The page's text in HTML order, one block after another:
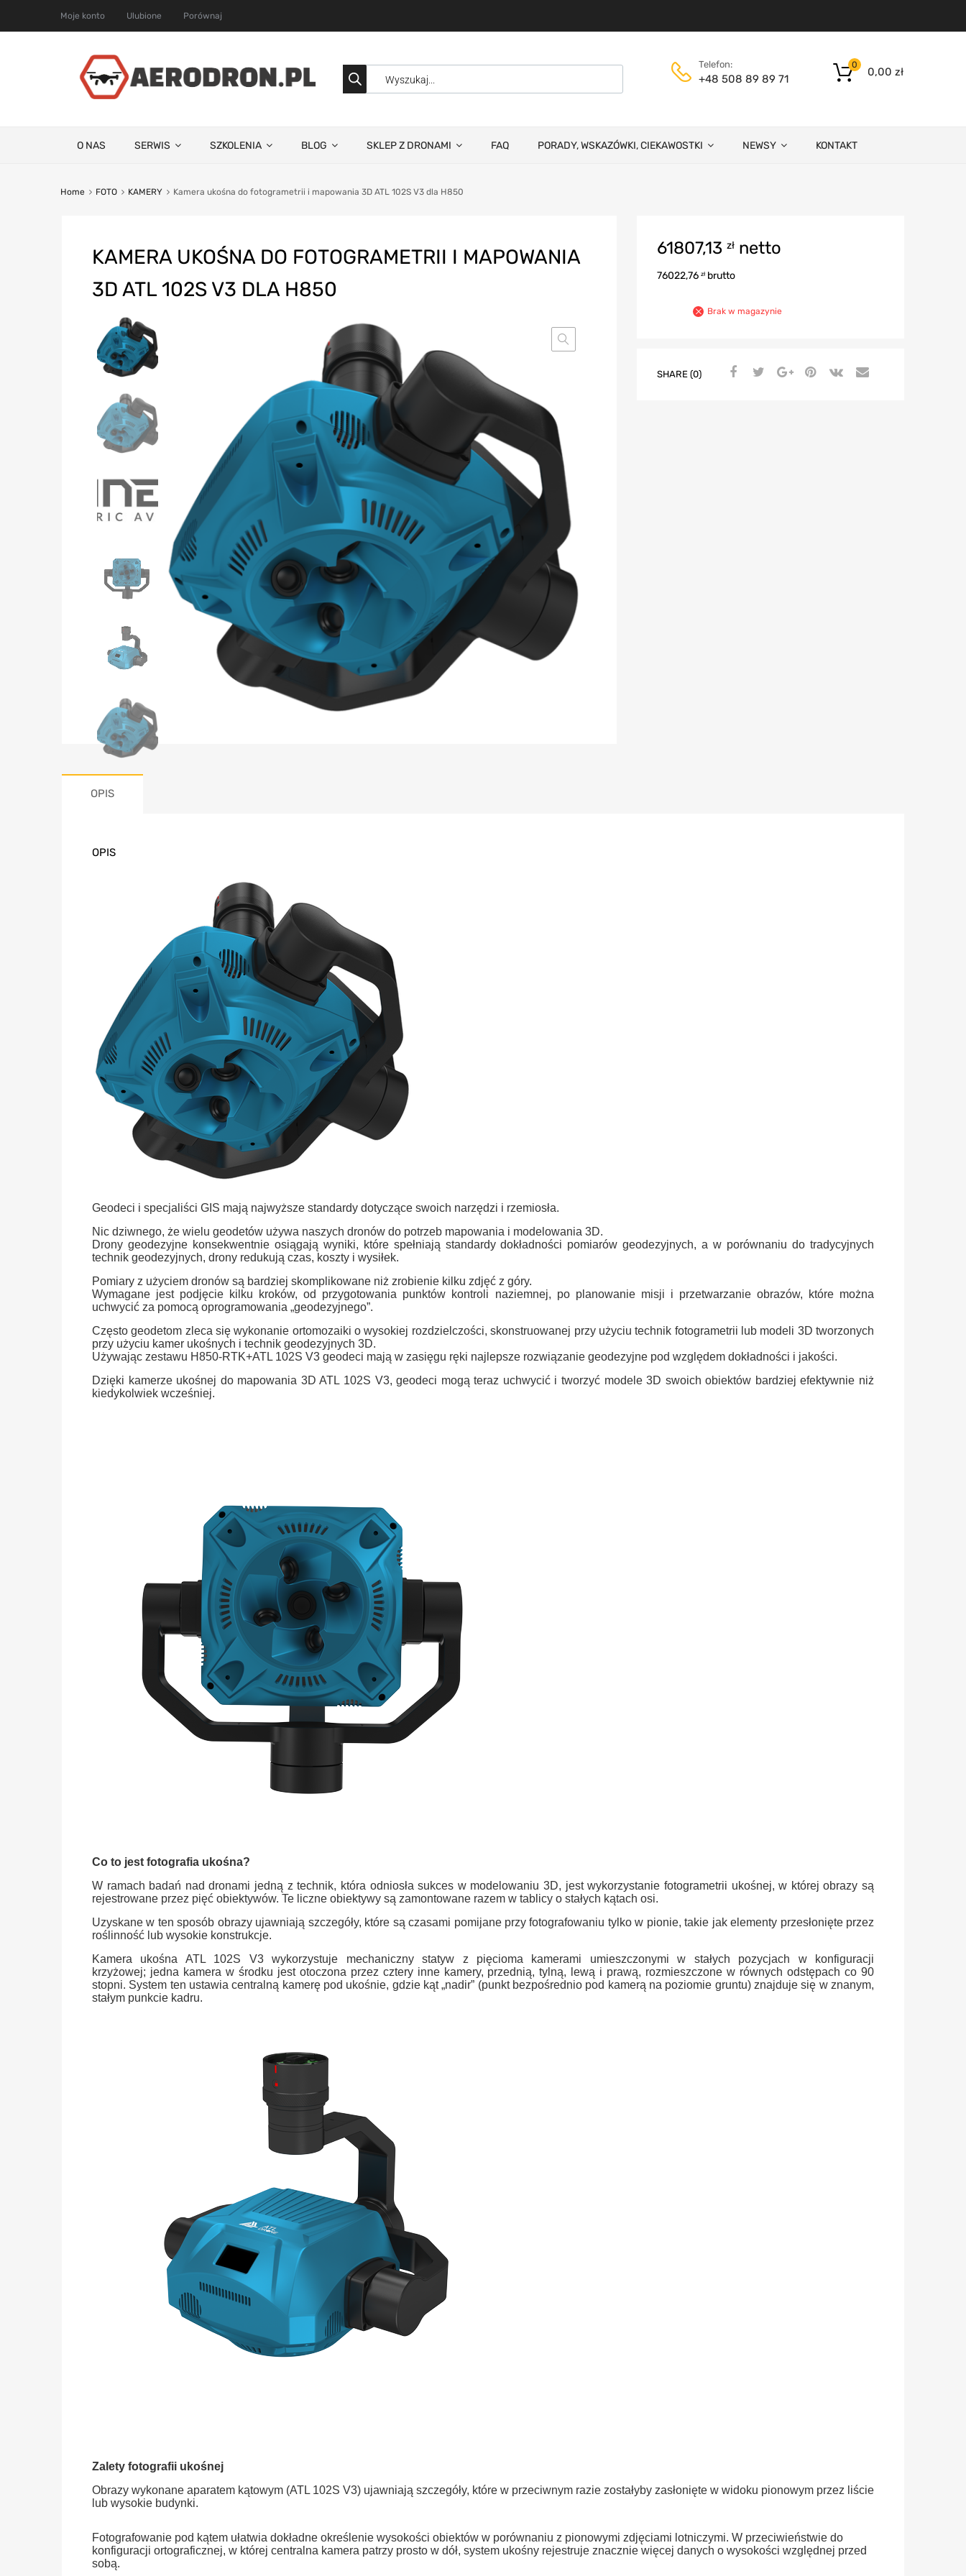
Moje konto Ulubione Porównaj
Telefon:
+48 508 89 89 71
0,00 zł
0
O NAS SERWIS SZKOLENIA BLOG SKLEP Z DRONAMI FAQ PORADY, WSKAZÓWKI, CIEKAWOSTKI NEWSY KONTAKT
Home FOTO KAMERY Kamera ukośna do fotogrametrii i mapowania 3D ATL 102S V3 dla H850
KAMERA UKOŚNA DO FOTOGRAMETRII I MAPOWANIA
3D ATL 102S V3 DLA H850
61807,13 zł netto
76022,76 zł brutto
Brak w magazynie
SHARE (0)
OPIS
OPIS
Geodeci i specjaliści GIS mają najwyższe standardy dotyczące swoich narzędzi i rzemiosła.
Nic dziwnego, że wielu geodetów używa naszych dronów do potrzeb mapowania i modelowania 3D.
Drony geodezyjne konsekwentnie osiągają wyniki, które spełniają standardy dokładności pomiarów geodezyjnych, a w porównaniudo tradycyjnych
technik geodezyjnych, drony redukują czas, koszty i wysiłek.
Pomiary z użyciem dronów są bardziej skomplikowane niż zrobienie kilku zdjęć z góry.
Wymagane jest podjęcie kilku kroków, od przygotowania punktów kontroli naziemnej, po planowanie misji i przetwarzanie obrazów, które można
uchwycić za pomocą oprogramowania „geodezyjnego”.
Często geodetom zleca się wykonanie ortomozaiki o wysokiej rozdzielczości, skonstruowanej przy użyciu technik fotogrametrii lub modeli 3D tworzonych
przy użyciu kamer ukośnych i technik geodezyjnych 3D.
Używając zestawu H850-RTK+ATL 102S V3 geodeci mają w zasięgu ręki najlepsze rozwiązanie geodezyjne pod względem dokładności i jakości.
Dzięki kamerze ukośnej do mapowania 3D ATL 102S V3, geodeci mogą teraz uchwycić i tworzyć modele 3D swoich obiektów bardziej efektywnie niż
kiedykolwiek wcześniej.
Co to jest fotografia ukośna?
W ramach badań nad dronami jedną z technik, która odniosła sukces w modelowaniu 3D, jest wykorzystanie fotogrametrii ukośnej, w której obrazy są
rejestrowane przez pięć obiektywów. Te liczne obiektywy są zamontowane razem w tablicy o stałych kątach osi.
Uzyskane w ten sposób obrazy ujawniają szczegóły, które są czasami pomijane przy fotografowaniu tylko w pionie, takie jak elementy przesłonięte przez
roślinność lub wysokie konstrukcje.
Kamera ukośna ATL 102S V3 wykorzystuje mechaniczny statyw z pięcioma kamerami umieszczonymi w stałych pozycjach w konfiguracji
krzyżowej; jedna kamera w środku jest otoczona przez cztery inne kamery, przednią, tylną, lewą i prawą, rozmieszczone w równych odstępach co 90
stopni. System ten ustawia centralną kamerę pod ukośnie, gdzie kąt „nadir” (punkt bezpośrednio pod kamerą na poziomie gruntu) znajduje się w znanym,
stałym punkcie kadru.
Zalety fotografii ukośnej
Obrazy wykonane aparatem kątowym (ATL 102S V3) ujawniają szczegóły, które w przeciwnym razie zostałyby zasłonięte w widoku pionowym przez liście
lub wysokie budynki.
Fotografowanie pod kątem ułatwia dokładne określenie wysokości obiektów w porównaniu z pionowymi zdjęciami lotniczymi. W przeciwieństwie do
konfiguracji ortograficznej, w której centralna kamera patrzy prosto w dół, system ukośny rejestruje znacznie więcej danych o wysokości względnej przed
sobą.